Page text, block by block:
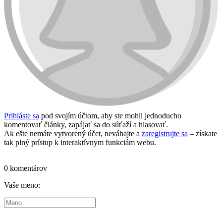
Prihláste sa pod svojím účtom, aby ste mohli jednoducho
komentovať články, zapájať sa do súťaží a hlasovať.
Ak ešte nemáte vytvorený účet, neváhajte a zaregistrujte sa – získate
tak plný prístup k interaktívnym funkciám webu.
0 komentárov
Vaše meno: